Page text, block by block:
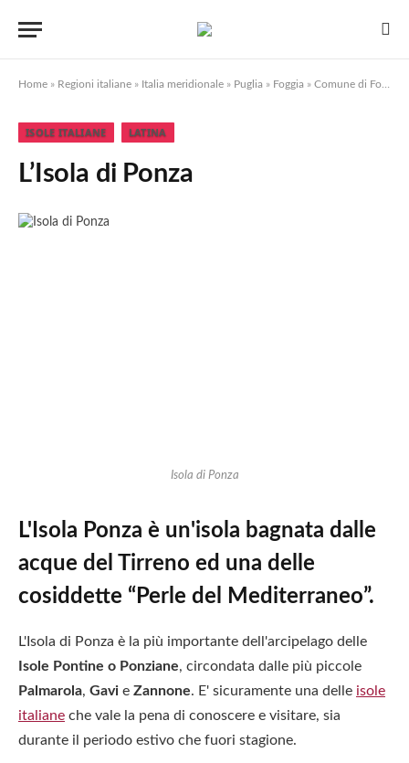
Home » Regioni italiane » Italia meridionale » Puglia » Foggia » Comune di Foggia
ISOLE ITALIANE LATINA
L’Isola di Ponza
Isola di Ponza
L'Isola Ponza è un'isola bagnata dalle
acque del Tirreno ed una delle
cosiddette “Perle del Mediterraneo”.
L'Isola di Ponza è la più importante dell'arcipelago delle
Isole Pontine o Ponziane, circondata dalle più piccole
Palmarola, Gavi e Zannone. E' sicuramente una delle isole
italiane che vale la pena di conoscere e visitare, sia
durante il periodo estivo che fuori stagione.